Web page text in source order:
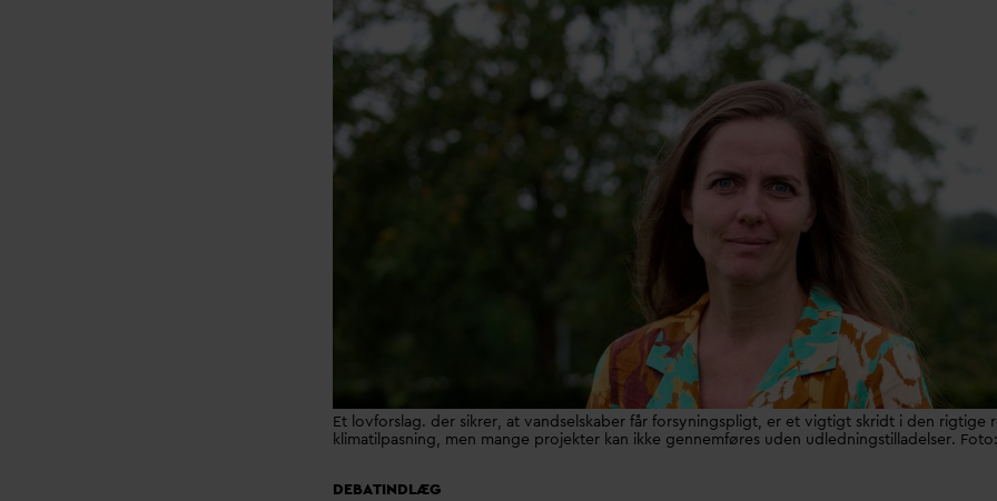
Et lovforslag. der sikrer, at vandselskaber får forsyningspligt, er et vigtigt skridt i den rigtige
klimatilpasning, men mange projekter kan ikke gennemføres uden udledningstilladelser.
DEBATINDLÆG